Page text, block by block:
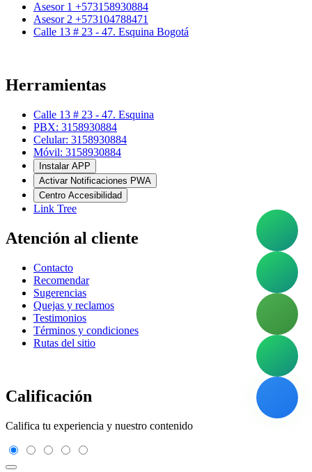
Asesor 1 +573158930884
Asesor 2 +573104788471
Calle 13 # 23 - 47. Esquina Bogotá
Herramientas
Calle 13 # 23 - 47. Esquina
PBX: 3158930884
Celular: 3158930884
Móvil: 3158930884
Instalar APP
Activar Notificaciones PWA
Centro Accesibilidad
Link Tree
Atención al cliente
Contacto
Recomendar
Sugerencias
Quejas y reclamos
Testimonios
Términos y condiciones
Rutas del sitio
Calificación
Califica tu experiencia y nuestro contenido